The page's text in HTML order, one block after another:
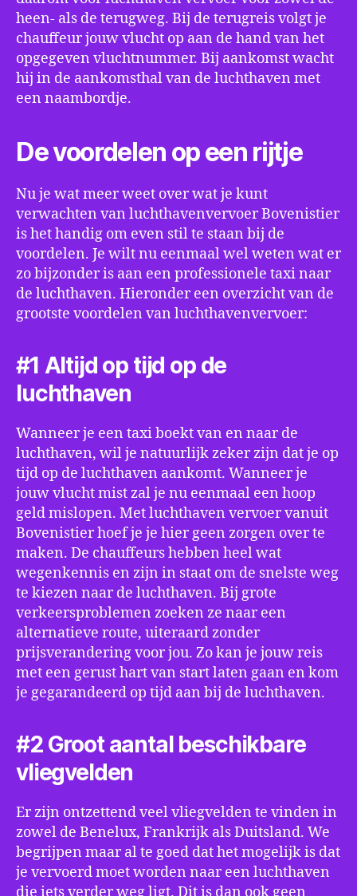
heen- als de terugweg. Bij de terugreis volgt je
chauffeur jouw vlucht op aan de hand van het
opgegeven vluchtnummer. Bij aankomst wacht
hij in de aankomsthal van de luchthaven met
een naambordje.
De voordelen op een rijtje
Nu je wat meer weet over wat je kunt
verwachten van luchthavenvervoer Bovenistier
is het handig om even stil te staan bij de
voordelen. Je wilt nu eenmaal wel weten wat er
zo bijzonder is aan een professionele taxi naar
de luchthaven. Hieronder een overzicht van de
grootste voordelen van luchthavenvervoer:
#1 Altijd op tijd op de
luchthaven
Wanneer je een taxi boekt van en naar de
luchthaven, wil je natuurlijk zeker zijn dat je op
tijd op de luchthaven aankomt. Wanneer je
jouw vlucht mist zal je nu eenmaal een hoop
geld mislopen. Met luchthaven vervoer vanuit
Bovenistier hoef je je hier geen zorgen over te
maken. De chauffeurs hebben heel wat
wegenkennis en zijn in staat om de snelste weg
te kiezen naar de luchthaven. Bij grote
verkeersproblemen zoeken ze naar een
alternatieve route, uiteraard zonder
prijsverandering voor jou. Zo kan je jouw reis
met een gerust hart van start laten gaan en kom
je gegarandeerd op tijd aan bij de luchthaven.
#2 Groot aantal beschikbare
vliegvelden
Er zijn ontzettend veel vliegvelden te vinden in
zowel de Benelux, Frankrijk als Duitsland. We
begrijpen maar al te goed dat het mogelijk is dat
je vervoerd moet worden naar een luchthaven